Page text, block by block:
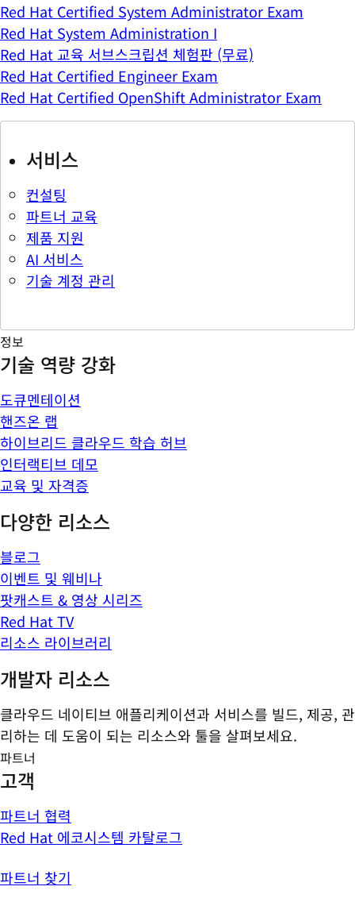
Red Hat Certified System Administrator Exam
Red Hat System Administration I
Red Hat 교육 서브스크립션 체험판 (무료)
Red Hat Certified Engineer Exam
Red Hat Certified OpenShift Administrator Exam
서비스
컨설팅
파트너 교육
제품 지원
AI 서비스
기술 계정 관리
정보
기술 역량 강화
도큐멘테이션
핸즈온 랩
하이브리드 클라우드 학습 허브
인터랙티브 데모
교육 및 자격증
다양한 리소스
블로그
이벤트 및 웨비나
팟캐스트 & 영상 시리즈
Red Hat TV
리소스 라이브러리
개발자 리소스
클라우드 네이티브 애플리케이션과 서비스를 빌드, 제공, 관
리하는 데 도움이 되는 리소스와 툴을 살펴보세요.
파트너
고객
파트너 협력
Red Hat 에코시스템 카탈로그
파트너 찾기